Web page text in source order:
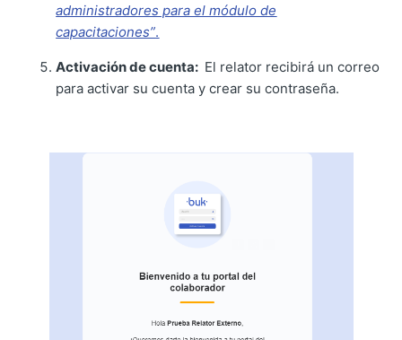
administradores para el módulo de
capacitaciones”.
Activación de cuenta: El relator recibirá un correo
para activar su cuenta y crear su contraseña.